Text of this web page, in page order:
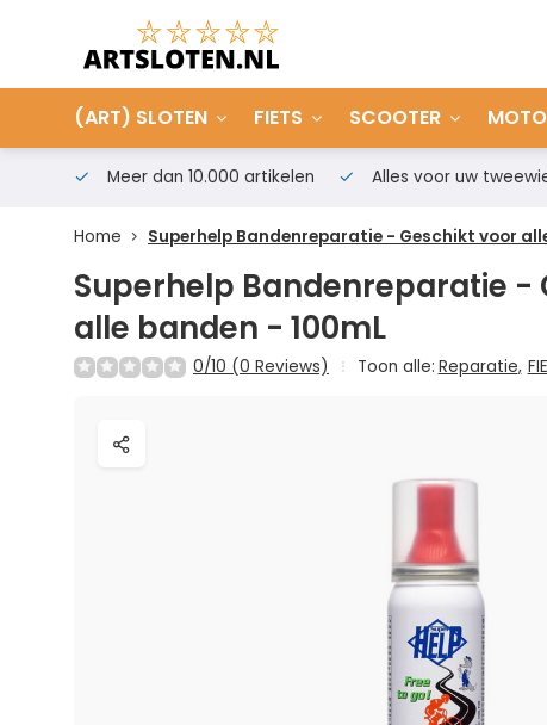
(ART) SLOTEN FIETS SCOOTER
Meer dan 10.000 artikelen Alles voor uw
Home Superhelp Bandenreparatie - Geschikt voor
Superhelp Bandenreparatie -
alle banden - 100mL
0/10 (0 Reviews) Toon alle: Reparatie,